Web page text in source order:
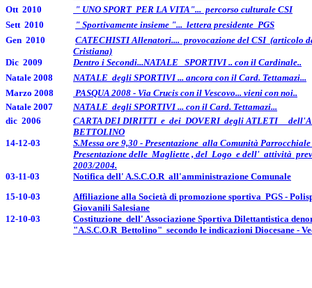
Ott 2010
" UNO SPORT PER LA VITA"... percorso culturale CSI
Sett 2010
" Sportivamente insieme "... lettera presidente PGS
Gen 2010
CATECHISTI Allenatori.... provocazione del CSI (articolo
Cristiana)
Dic 2009
Dentro i Secondi...NATALE SPORTIVI .. con il Cardinale..
Natale 2008
NATALE degli SPORTIVI ... ancora con il Card. Tettamazi...
Marzo 2008
PASQUA 2008 - Via Crucis con il Vescovo... vieni con noi..
Natale 2007
NATALE degli SPORTIVI ... con il Card. Tettamazi...
dic 2006
CARTA DEI DIRITTI e dei DOVERI degli ATLETI
BETTOLINO
14-12-03
S.Messa ore 9,30 - Presentazione alla Comunità
Presentazione delle Magliette , del Logo e dell' attività
2003/2004.
03-11-03
Notifica dell' A.S.C.O.R all'amministrazione Comunale
15-10-03
Affiliazione alla Società di promozione sportiva PGS -
Giovanili Salesiane
12-10-03
Costituzione dell' Associazione Sportiva Dilettantistica
"A.S.C.O.R Bettolino" secondo le indicazioni Diocesane -